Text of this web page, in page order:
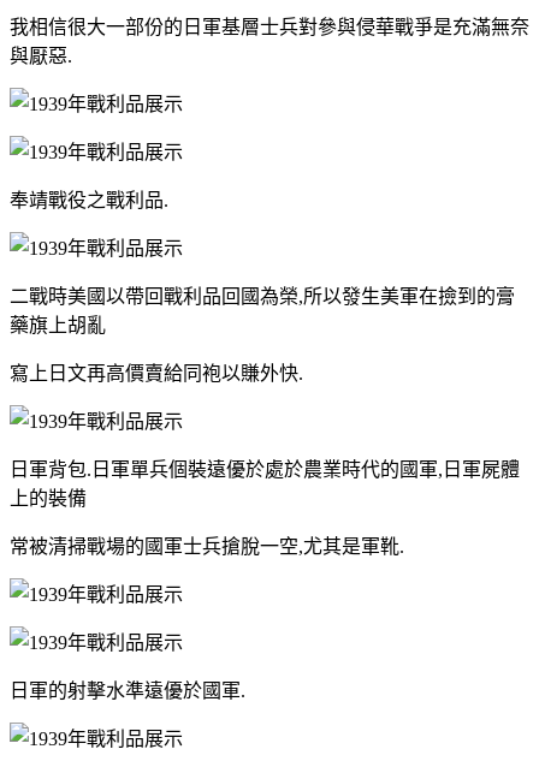
我相信很大一部份的日軍基層士兵對參與侵華戰爭是充滿無奈
與厭惡.
奉靖戰役之戰利品.
二戰時美國以帶回戰利品回國為榮,所以發生美軍在撿到的膏
藥旗上胡亂
寫上日文再高價賣給同袍以賺外快.
日軍背包.日軍單兵個裝遠優於處於農業時代的國軍,日軍屍體
上的裝備
常被清掃戰場的國軍士兵搶脫一空,尤其是軍靴.
日軍的射擊水準遠優於國軍.